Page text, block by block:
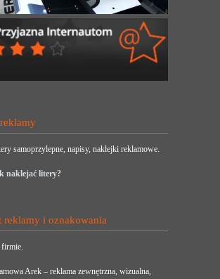
samoprzylepne, napisy, naklejki reklamowe.
naklejać litery?
reklamy i oznakowania
Arek – reklama zewnętrzna, wizualna,